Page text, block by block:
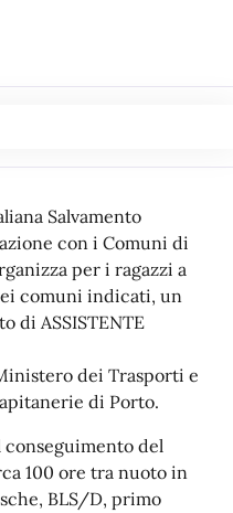
Salvamento
con i Comuni di
per i ragazzi a
comuni indicati, un
di ASSISTENTE
dei Trasporti e
di Porto.
conseguimento del
100 ore tra nuoto in
BLS/D, primo